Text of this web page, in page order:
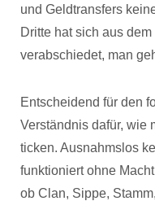
und Geldtransfers
Dritte hat sich aus
verabschiedet, man
Entscheidend für den
Verständnis dafür, wie
ticken. Ausnahmslos
funktioniert ohne
ob Clan, Sippe,